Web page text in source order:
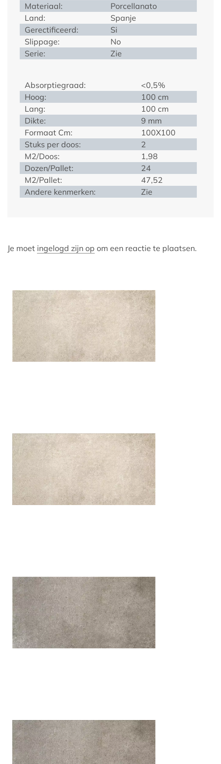
Materiaal:
Porcellanato
Land:
Spanje
Gerectificeerd:
Si
Slippage:
No
Serie:
Zie
Absorptiegraad:
<0,5%
Hoog:
100 cm
Lang:
100 cm
Dikte:
9 mm
Formaat Cm:
100X100
Stuks per doos:
2
M2/Doos:
1,98
Dozen/Pallet:
24
M2/Pallet:
47,52
Andere kenmerken:
Zie
Je moet ingelogd zijn op om een reactie te plaatsen.